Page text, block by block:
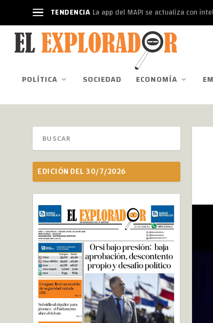
TENDENCIA La app del MAPI se actualiza con
POLÍTICA SOCIEDAD ECONOMÍA
EDICIÓN DEL 30/7/2026